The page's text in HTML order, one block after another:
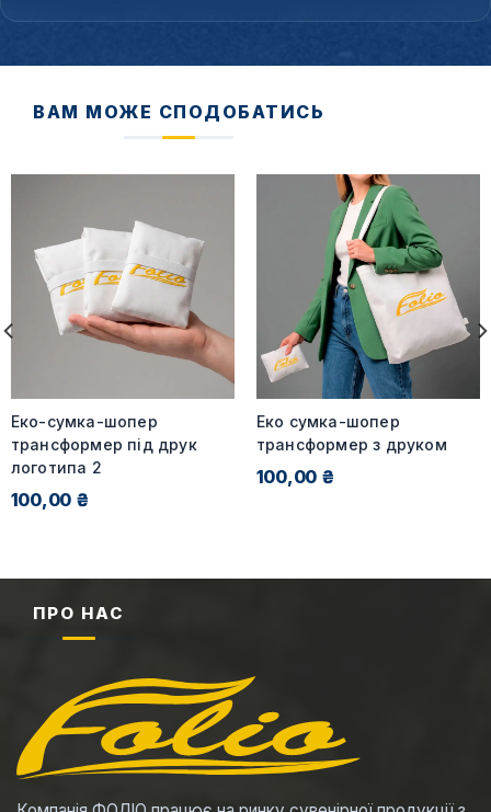
ВАМ МОЖЕ СПОДОБАТИСЬ
Еко-сумка-шопер
трансформер під друк
логотипа 2
100,00 ₴
Еко сумка-шопер
трансформер з друком
100,00 ₴
ПРО НАС